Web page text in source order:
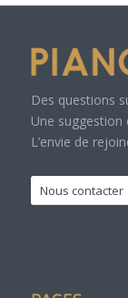
Des questions
Une suggestion
L’envie de
Nous contacter